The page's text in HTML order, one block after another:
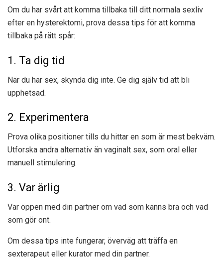
Om du har svårt att komma tillbaka till ditt normala sexliv
efter en hysterektomi, prova dessa tips för att komma
tillbaka på rätt spår:
1. Ta dig tid
När du har sex, skynda dig inte. Ge dig själv tid att bli
upphetsad.
2. Experimentera
Prova olika positioner tills du hittar en som är mest bekväm.
Utforska andra alternativ än vaginalt sex, som oral eller
manuell stimulering.
3. Var ärlig
Var öppen med din partner om vad som känns bra och vad
som gör ont.
Om dessa tips inte fungerar, överväg att träffa en
sexterapeut eller kurator med din partner.